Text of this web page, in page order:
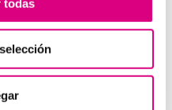
todas
remoto: comunícate
y publicidad que